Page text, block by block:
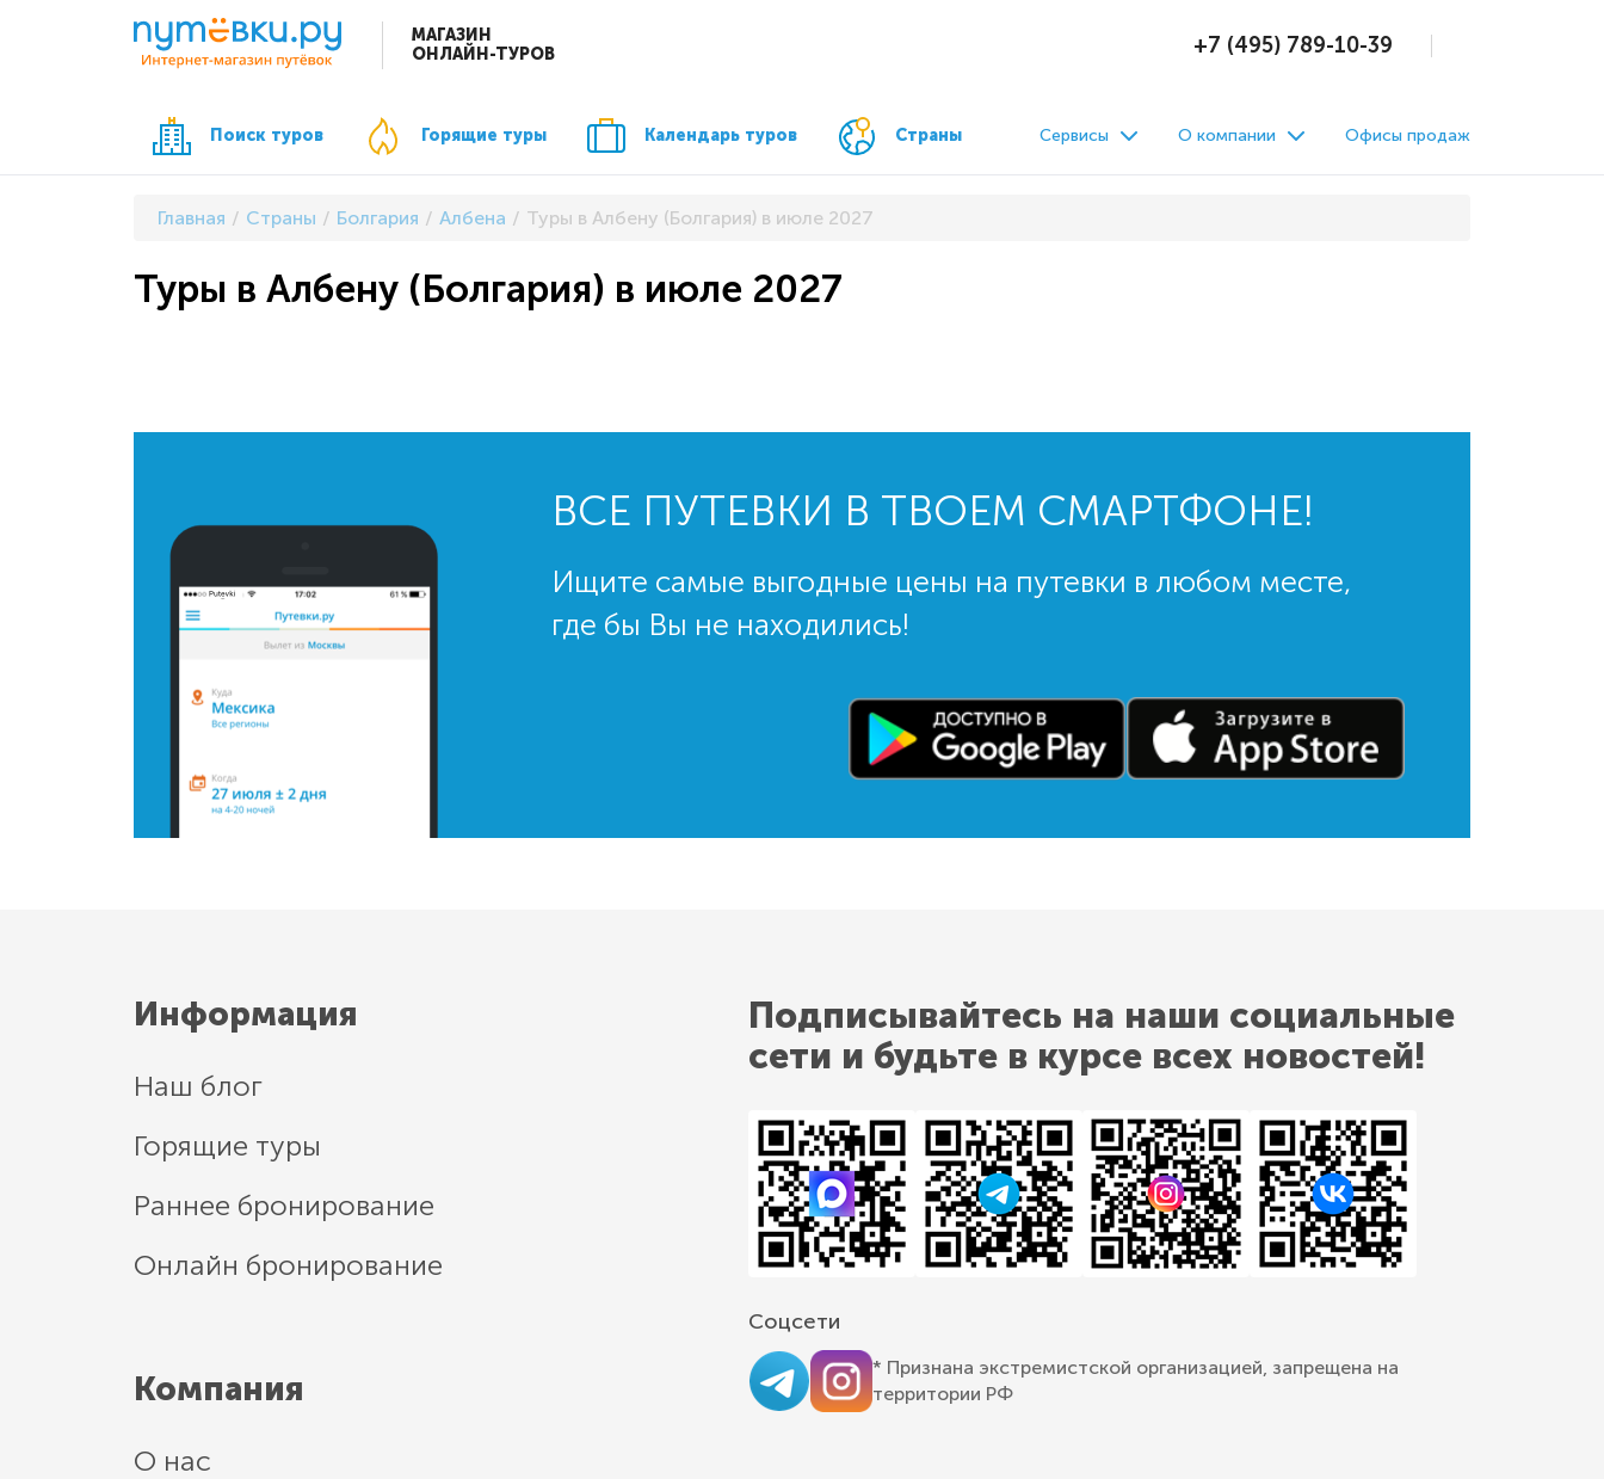
МАГАЗИН
ОНЛАЙН-ТУРОВ
+7 (495) 789-10-39
Поиск туров Горящие туры Календарь туров Страны Сервисы О компании Офисы продаж
Главная Страны Болгария Албена Туры в Албену (Болгария) в июле 2027
Туры в Албену (Болгария) в июле 2027
ВСЕ ПУТЕВКИ В ТВОЕМ СМАРТФОНЕ!
Ищите самые выгодные цены на путевки в любом месте,
где бы Вы не находились!
Информация
Наш блог
Горящие туры
Раннее бронирование
Онлайн бронирование
Компания
О нас
Подписывайтесь на наши социальные
сети и будьте в курсе всех новостей!
Соцсети
* Признана экстремистской организацией, запрещена на
территории РФ